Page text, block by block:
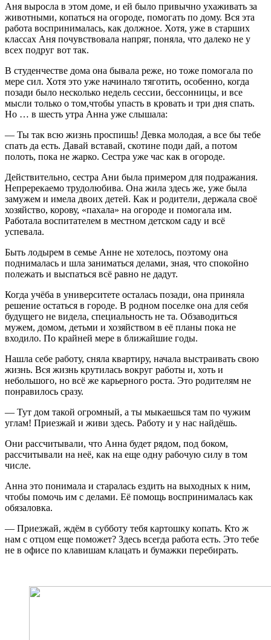
Аня выросла в этом доме, и ей было привычно ухаживать за
животными, копаться на огороде, помогать по дому. Вся эта
работа воспринималась, как должное. Хотя, уже в старших
классах Аня почувствовала напряг, поняла, что далеко не у
всех подруг вот так.
В студенчестве дома она бывала реже, но тоже помогала по
мере сил. Хотя это уже начинало тяготить, особенно, когда
позади было несколько недель сессии, бессонницы, и все
мысли только о том,чтобы упасть в кровать и три дня спать.
Но … в шесть утра Анна уже слышала:
— Ты так всю жизнь проспишь! Девка молодая, а все бы тебе
спать да есть. Давай вставай, скотине поди дай, а потом
полоть, пока не жарко. Сестра уже час как в огороде.
Действительно, сестра Ани была примером для подражания.
Непререкаемо трудолюбива. Она жила здесь же, уже была
замужем и имела двоих детей. Как и родители, держала своё
хозяйство, корову, «пахала» на огороде и помогала им.
Работала воспитателем в местном детском саду и всё
успевала.
Быть лодырем в семье Анне не хотелось, поэтому она
поднималась и шла заниматься делами, зная, что спокойно
полежать и выспаться всё равно не дадут.
Когда учёба в университете осталась позади, она приняла
решение остаться в городе. В родном поселке она для себя
будущего не видела, специальность не та. Обзаводиться
мужем, домом, детьми и хозяйством в её планы пока не
входило. По крайней мере в ближайшие годы.
Нашла себе работу, сняла квартиру, начала выстраивать свою
жизнь. Вся жизнь крутилась вокруг работы и, хоть и
небольшого, но всё же карьерного роста. Это родителям не
понравилось сразу.
— Тут дом такой огромный, а ты мыкаешься там по чужим
углам! Приезжай и живи здесь. Работу и у нас найдёшь.
Они рассчитывали, что Анна будет рядом, под боком,
рассчитывали на неё, как на еще одну рабочую силу в том
числе.
Анна это понимала и старалась ездить на выходных к ним,
чтобы помочь им с делами. Её помощь воспринималась как
обязаловка.
— Приезжай, ждём в субботу тебя картошку копать. Кто ж
нам с отцом еще поможет? Здесь всегда работа есть. Это тебе
не в офисе по клавишам клацать и бумажки перебирать.